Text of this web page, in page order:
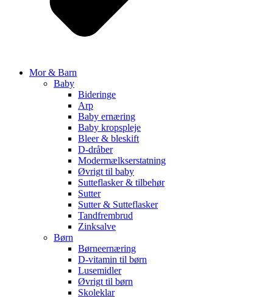
Mor & Barn
Baby
Bideringe
Arp
Baby ernæring
Baby kropspleje
Bleer & bleskift
D-dråber
Modermælkserstatning
Øvrigt til baby
Sutteflasker & tilbehør
Sutter
Sutter & Sutteflasker
Tandfrembrud
Zinksalve
Børn
Børneernæring
D-vitamin til børn
Lusemidler
Øvrigt til børn
Skoleklar